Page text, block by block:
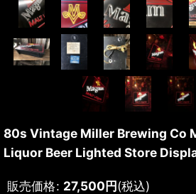
80s Vintage Miller Brewing Co
Liquor Beer Lighted Store
販売価格: 27,500円(税込)